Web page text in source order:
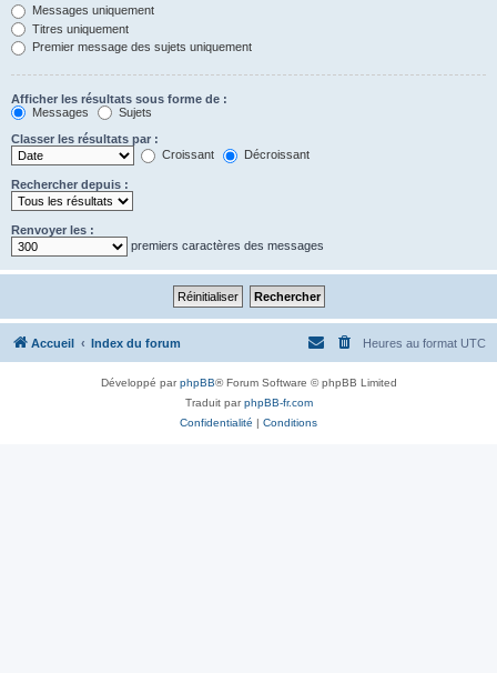
Messages uniquement
Titres uniquement
Premier message des sujets uniquement
Afficher les résultats sous forme de :
Messages
Sujets
Classer les résultats par :
Croissant
Décroissant
Rechercher depuis :
Renvoyer les :
premiers caractères des messages
Accueil Index du forum Heures au format UTC
Développé parphpBB® Forum Software © phpBB Limited
Traduit parphpBB-fr.com
Confidentialité
Conditions